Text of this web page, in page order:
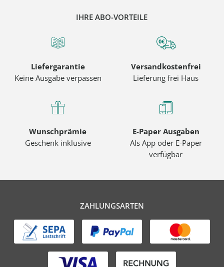
IHRE ABO-VORTEILE
Liefergarantie
Keine Ausgabe verpassen
Versandkostenfrei
Lieferung frei Haus
Wunschprämie
Geschenk inklusive
E-Paper Ausgaben
Als App oder E-Paper
verfügbar
ZAHLUNGSARTEN